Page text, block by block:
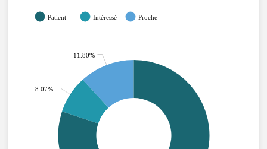
Patient Intéressé Proche
8.07%
11.80%